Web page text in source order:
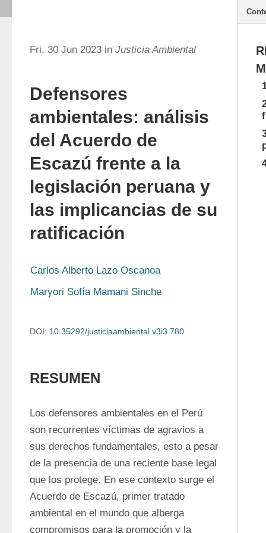
Fri, 30 Jun 2023 in Justicia Ambiental
Defensores
ambientales: análisis
del Acuerdo de
Escazú frente a la
legislación peruana y
las implicancias de su
ratificación
Carlos Alberto Lazo Oscanoa
Maryori Sofía Mamani Sinche
DOI: 10.35292/justiciaambiental.v3i3.780
RESUMEN
Los defensores ambientales en el Perú
son recurrentes víctimas de agravios a
sus derechos fundamentales, esto a pesar
de la presencia de una reciente base legal
que los protege. En ese contexto surge el
Acuerdo de Escazú, primer tratado
ambiental en el mundo que alberga
compromisos para la promoción y la